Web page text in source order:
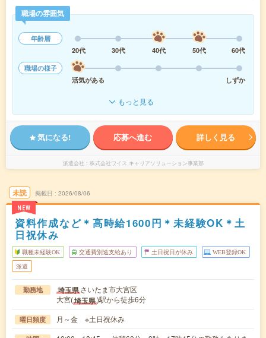
職場の雰囲気
年齢層
20代
30代 40代 50代
60代
職場の様子
活気がある
しずか
もっと見る
気になる! 応募へ進む 詳しく見る
派遣会社 株式会社ワイス キャリアソリューション事業部
未読
NEW
掲載日 2026/08/06
資料作成など＊高時給1600円＊未経験OK＊土
日祝休み
職種未経験OK 交通費別途支給あり 土日祝日が休み WEB登録OK
派遣
勤務地 埼玉県さいたま市大宮区
大宮(埼玉県)駅から徒歩6分
曜日頻度 月～金 ※土日祝休み